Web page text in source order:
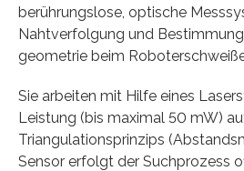
berührungslose, optische
Nahtverfolgung und
geometrie beim
Sie arbeiten mit Hilfe eines
Leistung (bis maximal 50 mW)
Triangulationsprinzips
Sensor erfolgt der Suchprozess